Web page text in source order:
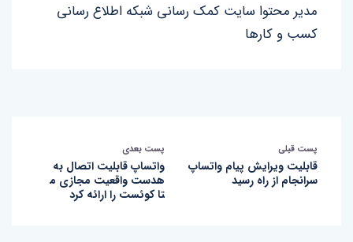
مدیر محتوا سایت کمک رسانی شبکه اطلاع رسانی
کسب و کارها
پست قبلی
قابلیت ویرایش پیام واتساپ
سرانجام از راه رسید
پست بعدی
واتساپ قابلیت اتصال به
هدست واقعیت مجازی م
تا کوئست را ارائه کرد